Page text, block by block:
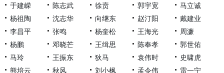
于建嵘
陈志武 徐贲 郭宇宽
马立诚
杨祖陶
沈志华 向继东 赵汀阳
戴建业
李昌平
张鸣 杨奎松 王海光
周濂
杨鹏
邓晓芒 王缉思 陈奉孝
郭世佑
马玲
王振东 狄马 袁伟时
史啸虎
熊培云
秋风 刘小枫 孟令伟 雷一宁